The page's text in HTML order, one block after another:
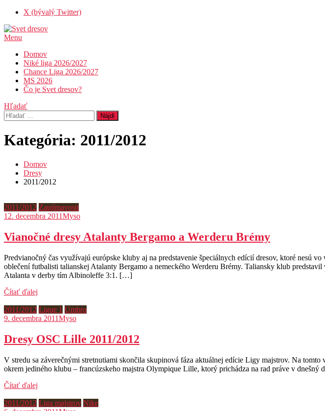
Skip
Content
X (bývalý Twitter)
Menu
Domov
Niké liga 2026/2027
Chance Liga 2026/2027
MS 2026
Čo je Svet dresov?
Hľadať
Hľadať:
Kategória: 2011/2012
Domov
Dresy
2011/2012
2011/2012 Zaujímavosti
12. decembra 2011Myso
Vianočné dresy Atalanty Bergamo a Werderu Brémy
Predvianočný čas využívajú európske kluby aj na predstavenie špeciálnych edícií dresov, ktoré nesú
oblečení futbalisti talianskej Atalanty Bergamo a nemeckého Werderu Brémy. Taliansky klub
Atalanta v derby tím Albinoleffe 3:1. […]
Čítať ďalej
2011/2012 Ligue 1 Umbro
9. decembra 2011Myso
Dresy OSC Lille 2011/2012
V stredu sa záverečnými stretnutiami skončila skupinová fáza aktuálnej edície Ligy majstrov. Na
okrem jediného klubu – francúzskeho majstra Olympique Lille, ktorý prichádza na rad práve v
Čítať ďalej
2011/2012 Liga majstrov Nike